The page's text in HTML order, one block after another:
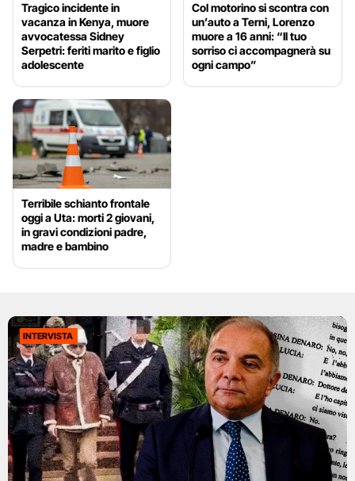
Tragico incidente in
vacanza in Kenya, muore
avvocatessa Sidney
Serpetri: feriti marito e figlio
adolescente
Col motorino si scontra con
un’auto a Terni, Lorenzo
muore a 16 anni: “Il tuo
sorriso ci accompagnerà su
ogni campo”
Terribile schianto frontale
oggi a Uta: morti 2 giovani,
in gravi condizioni padre,
madre e bambino
INTERVISTA